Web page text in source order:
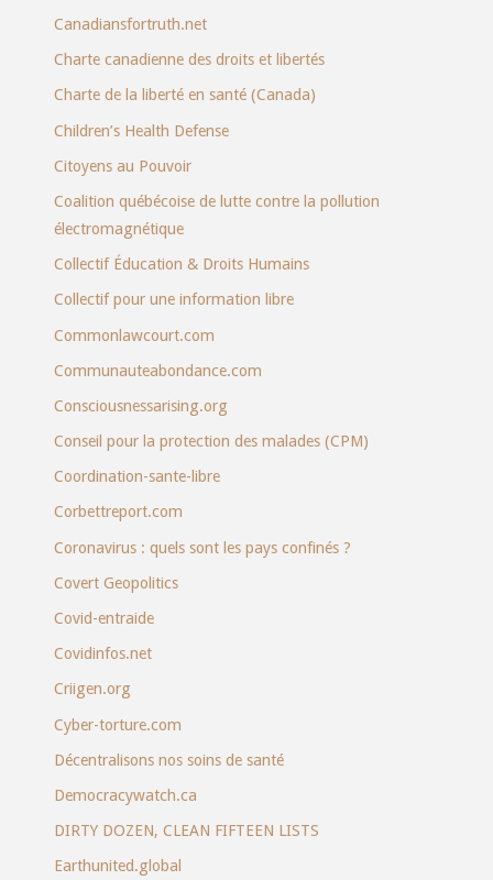
Canadiansfortruth.net
Charte canadienne des droits et libertés
Charte de la liberté en santé (Canada)
Children’s Health Defense
Citoyens au Pouvoir
Coalition québécoise de lutte contre la pollution
électromagnétique
Collectif Éducation & Droits Humains
Collectif pour une information libre
Commonlawcourt.com
Communauteabondance.com
Consciousnessarising.org
Conseil pour la protection des malades (CPM)
Coordination-sante-libre
Corbettreport.com
Coronavirus : quels sont les pays confinés ?
Covert Geopolitics
Covid-entraide
Covidinfos.net
Criigen.org
Cyber-torture.com
Décentralisons nos soins de santé
Democracywatch.ca
DIRTY DOZEN, CLEAN FIFTEEN LISTS
Earthunited.global